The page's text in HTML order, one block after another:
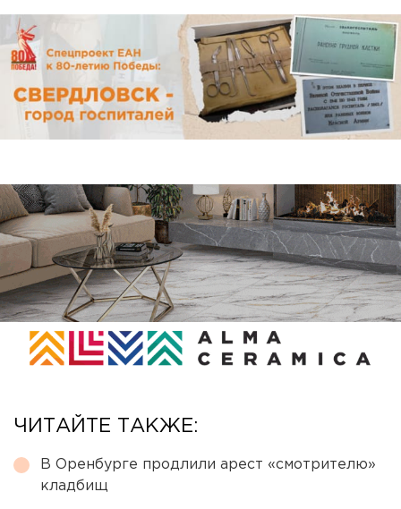
ЧИТАЙТЕ ТАКЖЕ:
В Оренбурге продлили арест «смотрителю»
кладбищ